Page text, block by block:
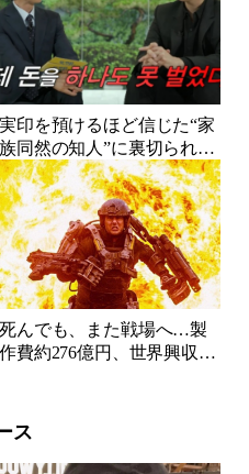
実印を預けるほど信じた“家
族同然の知人”に裏切られ
た…収益9対1、10年間の奴
隷契約で人生が一変
死んでも、また戦場へ…製
作費約276億円、世界興収
ル』がついに配信
ス